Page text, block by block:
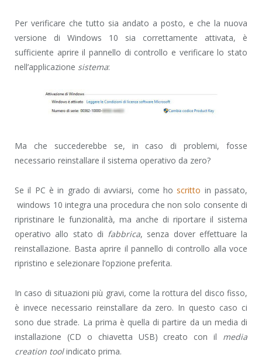
Per verificare che tutto sia andato a posto, e che la nuova
versione di Windows 10 sia correttamente attivata, è
sufficiente aprire il pannello di controllo e verificare lo stato
nell’applicazione sistema:
Ma che succederebbe se, in caso di problemi, fosse
necessario reinstallare il sistema operativo da zero?
Se il PC è in grado di avviarsi, come ho scritto in passato,
windows 10 integra una procedura che non solo consente di
ripristinare le funzionalità, ma anche di riportare il sistema
operativo allo stato di fabbrica, senza dover effettuare la
reinstallazione. Basta aprire il pannello di controllo alla voce
ripristino e selezionare l’opzione preferita.
In caso di situazioni più gravi, come la rottura del disco fisso,
è invece necessario reinstallare da zero. In questo caso ci
sono due strade. La prima è quella di partire da un media di
installazione (CD o chiavetta USB) creato con il media
creation toolindicato prima.